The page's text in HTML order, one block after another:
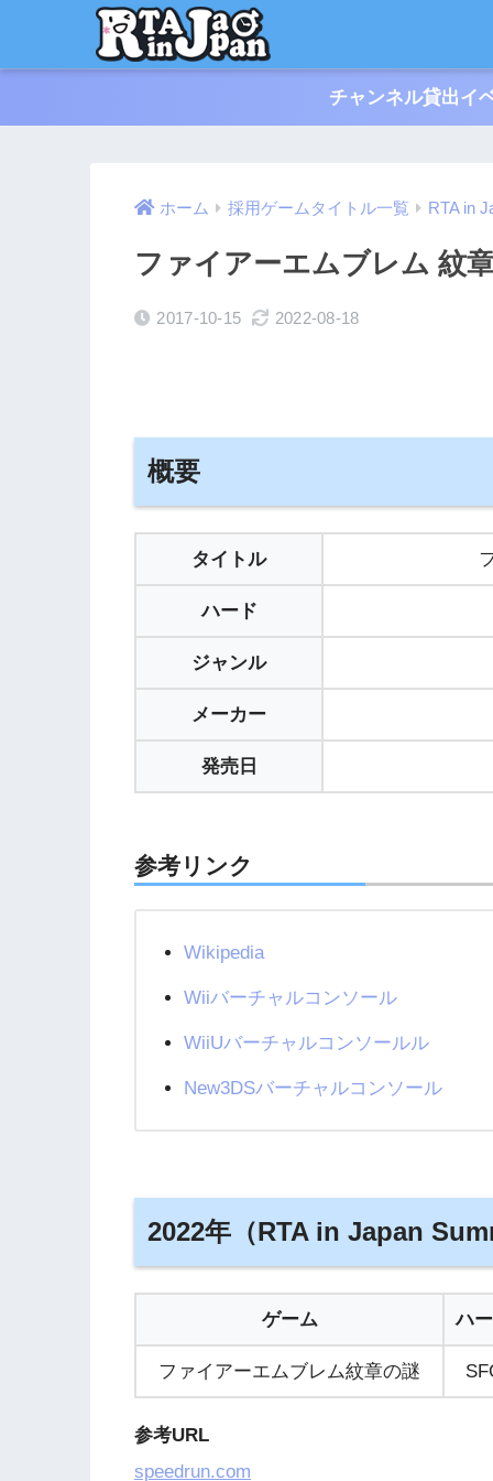
チャンネル貸出イ
ホーム 採用ゲームタイトル一覧 RTA in
ファイアーエムブレム 紋
2017-10-15 2022-08-18
概要
タイトル
ハード
ジャンル
メーカー
発売日
参考リンク
Wikipedia
Wiiバーチャルコンソール
WiiUバーチャルコンソールル
New3DSバーチャルコンソール
2022年（RTA in Japan
ゲーム ハ
ファイアーエムブレム紋章の謎
参考URL
speedrun.com